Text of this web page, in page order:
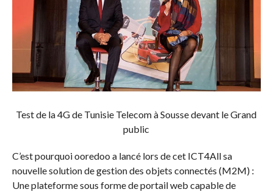
Test de la 4G de Tunisie Telecom à Sousse devant le Grand
public
C’est pourquoi ooredoo a lancé lors de cet ICT4All sa
nouvelle solution de gestion des objets connectés (M2M) :
Une plateforme sous forme de portail web capable de